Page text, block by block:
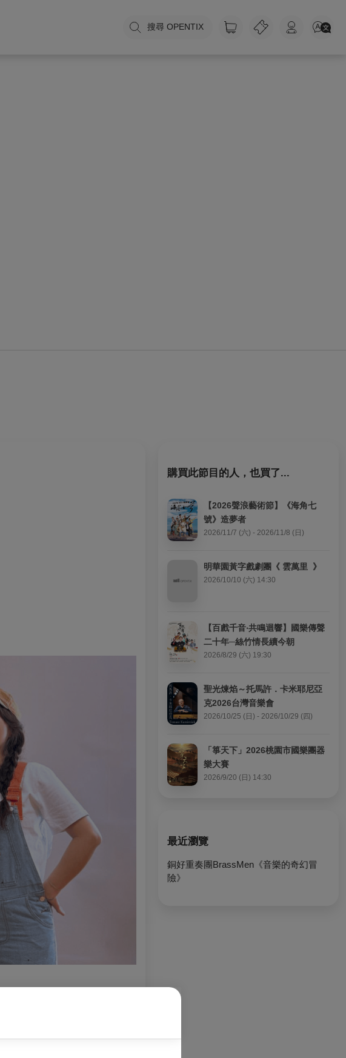
搜尋 OPENTIX
購買此節目的人，也買了...
【2026聲浪藝術節】《海角七
號》造夢者
2026/11/7 (六) - 2026/11/8 (日)
明華園黃字戲劇團《 雲萬里  》
2026/10/10 (六) 14:30
【百戲千音‧共鳴迴響】國樂傳聲
二十年─絲竹情長續今朝
2026/8/29 (六) 19:30
聖光煉焰～托馬許．卡米耶尼亞
克2026台灣音樂會
2026/10/25 (日) - 2026/10/29 (四)
「箏天下」2026桃園市國樂團器
樂大賽
2026/9/20 (日) 14:30
最近瀏覽
銅好重奏團BrassMen《音樂的奇幻冒
險》